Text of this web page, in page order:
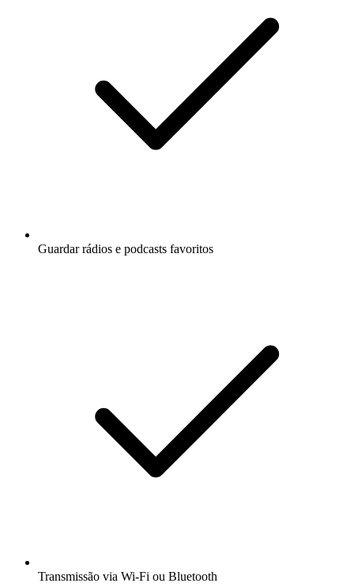
Guardar rádios e podcasts favoritos
Transmissão via Wi-Fi ou Bluetooth